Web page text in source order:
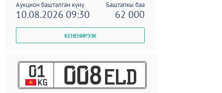
Аукцион башталган күнү Баштапкы баа
10.08.2026 09:30 62 000
01
KG 008 ELD